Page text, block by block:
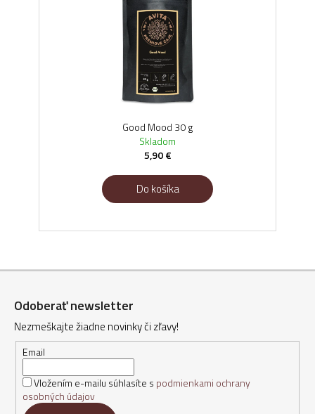
Good Mood 30 g
Skladom
5,90 €
Do košíka
Z
Odoberať newsletter
Nezmeškajte žiadne novinky či zľavy!
Email
Vložením e-mailu súhlasíte s podmienkami ochrany
osobných údajov